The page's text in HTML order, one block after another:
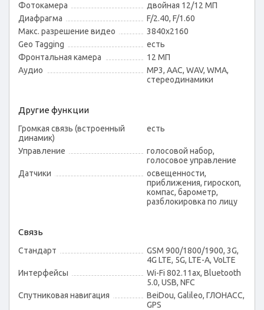
Фотокамера
двойная 12/12 МП
Диафрагма
F/2.40, F/1.60
Макс. разрешение видео
3840x2160
Geo Tagging
есть
Фронтальная камера
12 МП
Аудио
MP3, AAC, WAV, WMA,
стереодинамики
Другие функции
Громкая связь (встроенный
динамик)
есть
Управление
голосовой набор,
голосовое управление
Датчики
освещенности,
приближения, гироскоп,
компас, барометр,
разблокировка по лицу
Связь
Стандарт
GSM 900/1800/1900, 3G,
4G LTE, 5G, LTE-A, VoLTE
Интерфейсы
Wi-Fi 802.11ax, Bluetooth
5.0, USB, NFC
Спутниковая навигация
BeiDou, Galileo, ГЛОНАСС,
GPS